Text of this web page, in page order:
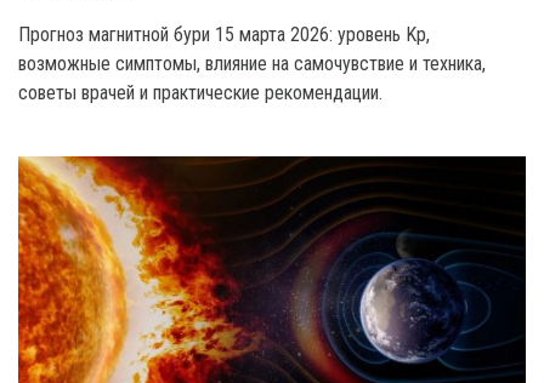
Прогноз магнитной бури 15 марта 2026: уровень Kp,
возможные симптомы, влияние на самочувствие и техника,
советы врачей и практические рекомендации.